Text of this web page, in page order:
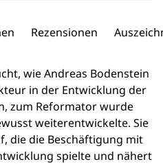
Rezensionen
wie Andreas Bodenstein
in der Entwicklung der
zum Reformator wurde
weiterentwickelte. Sie
die die Beschäftigung mit
spielte und nähert